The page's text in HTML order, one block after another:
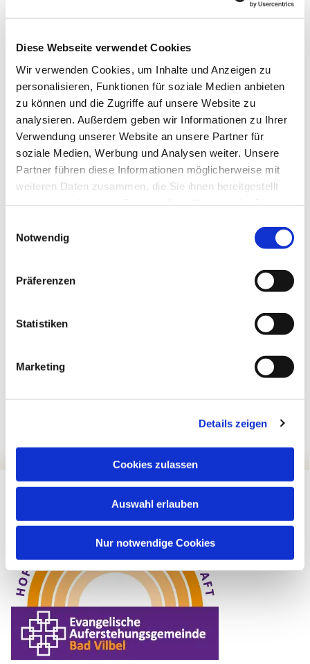
Diese Webseite verwendet Cookies
Wir verwenden Cookies, um Inhalte und Anzeigen zu
personalisieren, Funktionen für soziale Medien anbieten
zu können und die Zugriffe auf unsere Website zu
analysieren. Außerdem geben wir Informationen zu Ihrer
Verwendung unserer Website an unsere Partner für
soziale Medien, Werbung und Analysen weiter. Unsere
Partner führen diese Informationen möglicherweise mit
weiteren Daten zusammen, die Sie ihnen bereitgestellt
Notwendig
Präferenzen
Statistiken
Marketing
Details zeigen
Cookies zulassen
Auswahl erlauben
Nur notwendige Cookies
Dies könnte Sie auch
interessieren